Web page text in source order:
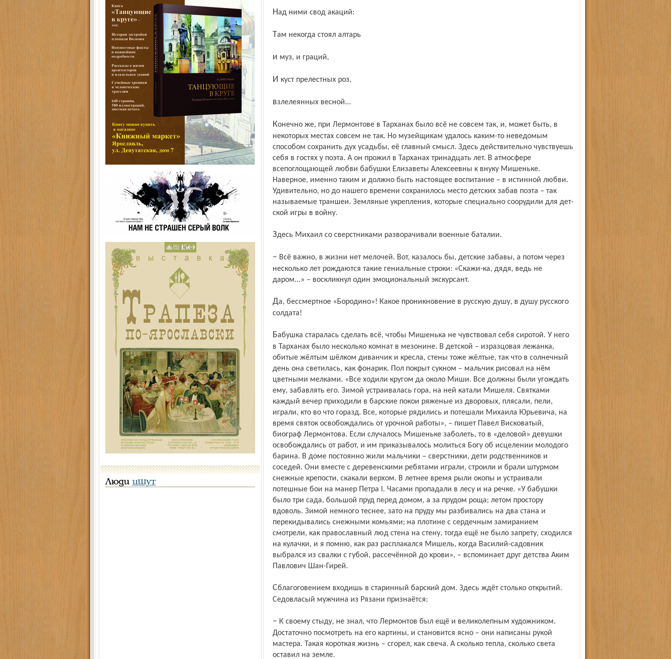
Люди ищут
Над ними свод акаций:
Там некогда стоял алтарь
и муз, и граций,
И куст прелестных роз,
взлелеянных весной...
Конечно же, при Лермонтове в Тарханах было всё не совсем так, и, может быть, в
некоторых местах совсем не так. Но музейщикам удалось каким-то неведомым
способом сохранить дух усадьбы, её главный смысл. Здесь действительно чувствуешь
себя в гостях у поэта. А он прожил в Тарханах тринадцать лет. В атмосфере
всепоглощающей любви бабушки Елизаветы Алексеевны к внуку Мишеньке.
Наверное, именно таким и должно быть настоящее воспитание – в истинной любви.
Удивительно, но до нашего времени сохранилось место детских забав поэта – так
называемые траншеи. Земляные укрепления, которые специально соорудили для дет­
ской игры в войну.
Здесь Михаил со сверстниками разворачивали военные баталии.
– Всё важно, в жизни нет мелочей. Вот, казалось бы, детские забавы, а потом через
несколько лет рождаются такие гениальные строки: «Скажи-ка, дядя, ведь не
даром...» – воскликнул один эмоциональный экскурсант.
Да, бессмертное «Бородино»! Какое проникновение в русскую душу, в душу русского
солдата!
Бабушка старалась сделать всё, чтобы Мишенька не чувствовал себя сиротой. У него
в Тарханах было несколько комнат в мезонине. В детской – изразцовая лежанка,
обитые жёлтым шёлком диванчик и кресла, стены тоже жёлтые, так что в солнечный
день она светилась, как фонарик. Пол покрыт сукном – мальчик рисовал на нём
цветными мелками. «Все ходили кругом да около Миши. Все должны были угождать
ему, забавлять его. Зимой устраивалась гора, на ней катали Мишеля. Святками
каждый вечер приходили в барские покои ряженые из дворовых, плясали, пели,
играли, кто во что горазд. Все, которые рядились и потешали Михаила Юрьевича, на
время святок освобождались от урочной работы», – пишет Павел Висковатый,
биограф Лермонтова. Если случалось Мишеньке заболеть, то в «деловой» девушки
освобождались от работ, и им приказывалось молиться Богу об исцелении молодого
барина. В доме постоянно жили мальчики – сверстники, дети родственников и
соседей. Они вместе с деревенскими ребятами играли, строили и брали штурмом
снежные крепости, скакали верхом. В летнее время рыли окопы и устраивали
потешные бои на манер Петра I. Часами пропадали в лесу и на речке. «У бабушки
было три сада, большой пруд перед домом, а за прудом роща; летом простору
вдоволь. Зимой немного теснее, зато на пруду мы разбивались на два стана и
перекидывались снежными комьями; на плотине с сердечным замиранием
смотрели, как православный люд стена на стену, тогда ещё не было запрету, сходился
на кулачки, и я помню, как раз расплакался Мишель, когда Василий-садовник
выбрался из свалки с губой, рассечённой до крови», – вспоминает друг детства Аким
Павлович Шан-Гирей.
Сблагоговением входишь в старинный барский дом. Здесь ждёт столько открытий.
Седовласый мужчина из Рязани признаётся:
– К своему стыду, не знал, что Лермонтов был ещё и великолепным художником.
Достаточно посмотреть на его картины, и становится ясно – они написаны рукой
мастера. Такая короткая жизнь – сгорел, как свеча. А сколько тепла, сколько света
оставил на земле.